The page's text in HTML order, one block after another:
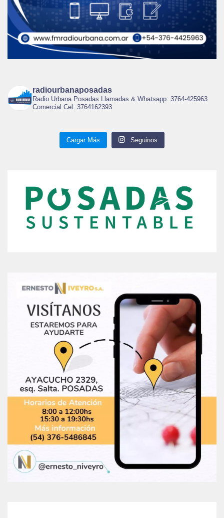
radiourbanaposadas
Radio Urbana Posadas Llamadas & Whatsapp: 3764-425963
Comercial Cel: 3764162393
Cargar Más Seguinos